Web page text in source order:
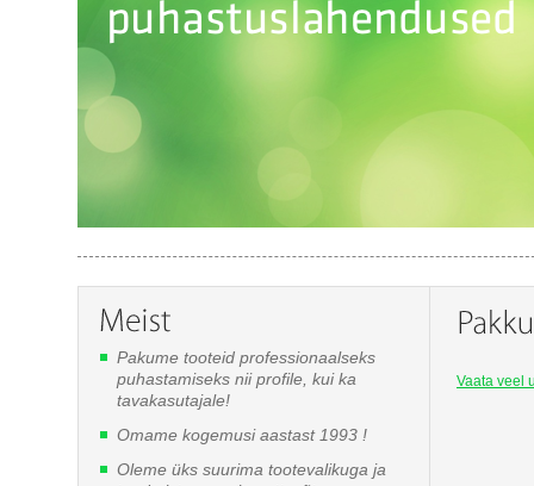
Vaata veel
Pakume tooteid professionaalseks
puhastamiseks nii profile, kui ka
tavakasutajale!
Omame kogemusi aastast 1993 !
Oleme üks suurima tootevalikuga ja